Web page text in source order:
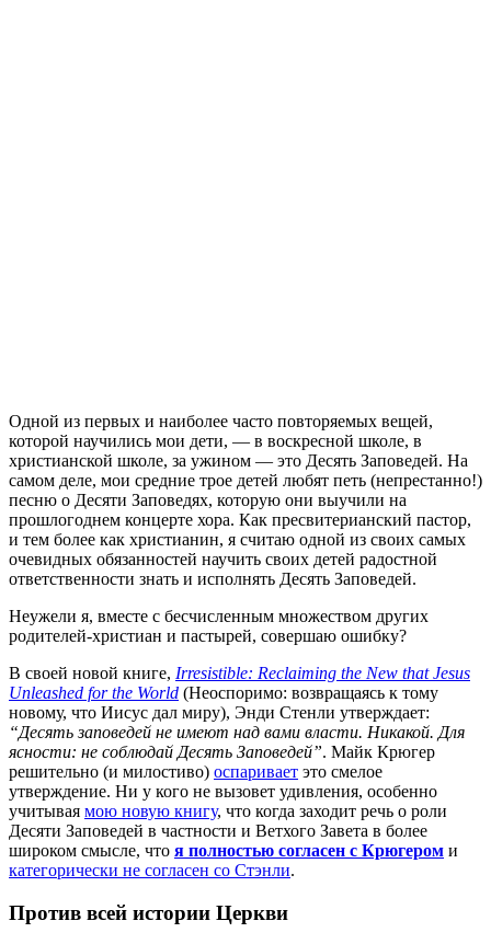
Одной из первых и наиболее часто повторяемых вещей,
которой научились мои дети, — в воскресной школе, в
христианской школе, за ужином — это Десять Заповедей. На
самом деле, мои средние трое детей любят петь (непрестанно!)
песню о Десяти Заповедях, которую они выучили на
прошлогоднем концерте хора. Как пресвитерианский пастор,
и тем более как христианин, я считаю одной из своих самых
очевидных обязанностей научить своих детей радостной
ответственности знать и исполнять Десять Заповедей.
Неужели я, вместе с бесчисленным множеством других
родителей-христиан и пастырей, совершаю ошибку?
В своей новой книге, Irresistible: Reclaiming the New that Jesus
Unleashed for the World (Неоспоримо: возвращаясь к тому
новому, что Иисус дал миру), Энди Стенли утверждает:
“Десять заповедей не имеют над вами власти. Никакой. Для
ясности: не соблюдай Десять Заповедей”. Майк Крюгер
решительно (и милостиво) оспаривает это смелое
утверждение. Ни у кого не вызовет удивления, особенно
учитывая мою новую книгу, что когда заходит речь о роли
Десяти Заповедей в частности и Ветхого Завета в более
широком смысле, что я полностью согласен с Крюгером и
категорически не согласен со Стэнли.
Против всей истории Церкви